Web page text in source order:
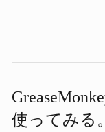
使ってみる